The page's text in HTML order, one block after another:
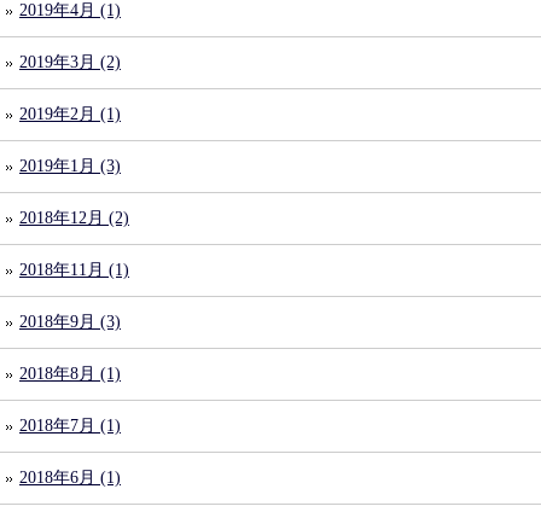
2019年4月 (1)
2019年3月 (2)
2019年2月 (1)
2019年1月 (3)
2018年12月 (2)
2018年11月 (1)
2018年9月 (3)
2018年8月 (1)
2018年7月 (1)
2018年6月 (1)